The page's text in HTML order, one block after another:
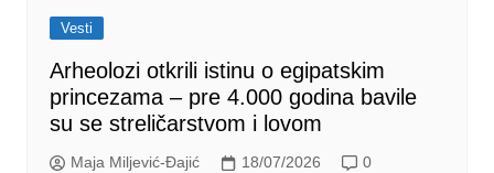
Vesti
Arheolozi otkrili istinu o egipatskim
princezama – pre 4.000 godina bavile
su se streličarstvom i lovom
Maja Miljević-Đajić 18/07/2026 0